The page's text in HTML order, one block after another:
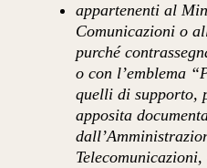
appartenenti al
Comunicazioni o
purché
o con l’emblema
quelli di supporto,
apposita